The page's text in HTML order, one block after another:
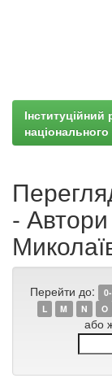
-
Перейти до:
L
M N O
або